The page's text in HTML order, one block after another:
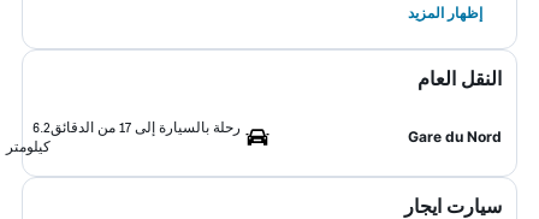
إظهار المزيد
النقل العام
Gare du Nord
رحلة بالسيارة إلى 17 من الدقائق
6.2
كيلومتر
سيارت ايجار